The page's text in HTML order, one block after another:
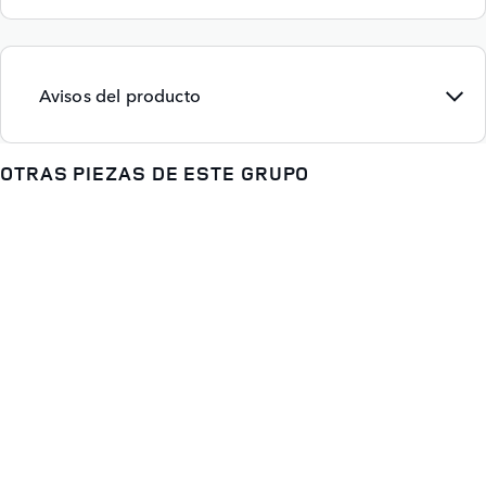
Avisos del producto
OTRAS PIEZAS DE ESTE GRUPO